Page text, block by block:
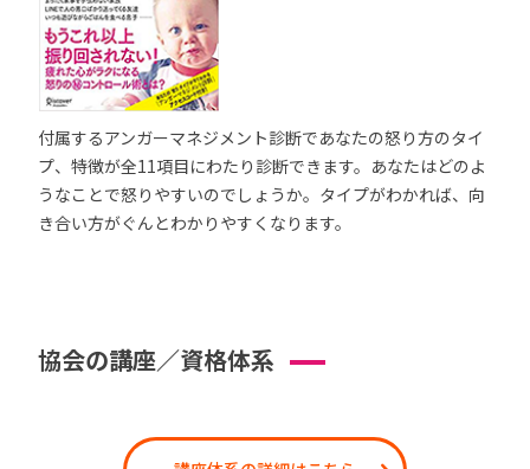
付属するアンガーマネジメント診断であなたの怒り方のタイ
プ、特徴が全11項目にわたり診断できます。あなたはどのよ
うなことで怒りやすいのでしょうか。タイプがわかれば、向
き合い方がぐんとわかりやすくなります。
協会の講座／資格体系